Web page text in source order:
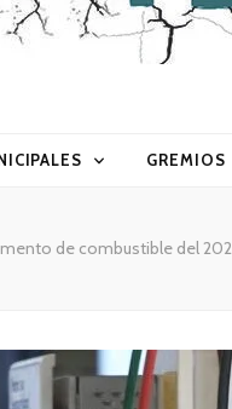
GREMIOS
de combustible del